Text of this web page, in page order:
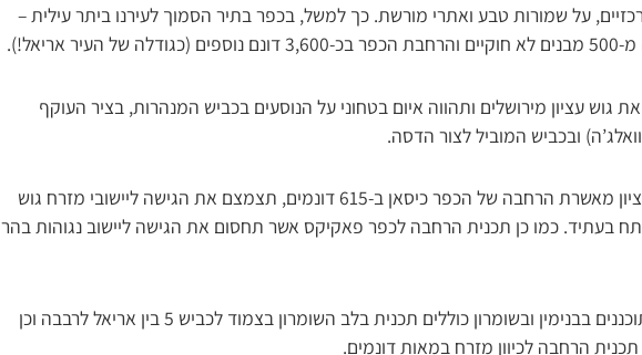
על שמורות טבע ואתרי מורשת. כך למשל, בכפר בתיר הסמוך לעירנו ביתר עילית –
אריאל!).
גוש עציון מירושלים ותהווה איום בטחוני על הנוסעים בכביש המנהרות, בציר העוקף
ובכביש המוביל לצור הדסה.
תוכנית נוספת במזרח גוש עציון מאשרת הרחבה של הכפר כיסאן ב-615 דונמים, תצמצם את הגישה ליישובי מזרח גוש
בעתיד. כמו כן תכנית הרחבה לכפר פאקיקס אשר תחסום את הגישה ליישוב נגוהות בהר
אישורי תב”עות נוספים המתוכננים בבנימין ובשומרון כוללים תכנית בלב השומרון בצמוד לכביש 5 בין אריאל לרבבה וכן
הרחבה לכיוון מזרח במאות דונמים.